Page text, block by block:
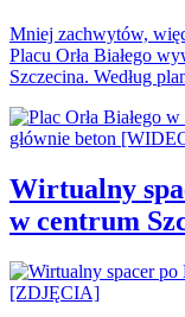
Mniej zachwytów,
Placu Orła Białego
Szczecina. Według
Wirtualny
w centrum